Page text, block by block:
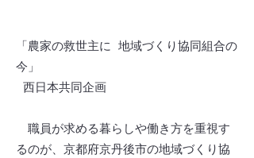
「農家の救世主に 地域づくり協同組合の
今」
西日本共同企画
職員が求める暮らしや働き方を重視す
るのが、京都府京丹後市の地域づくり協